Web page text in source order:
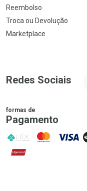
Reembolso
Troca ou Devolução
Marketplace
Redes Sociais
formas de
Pagamento
PIX MasterCard
VISA
Hipercard
Promoção